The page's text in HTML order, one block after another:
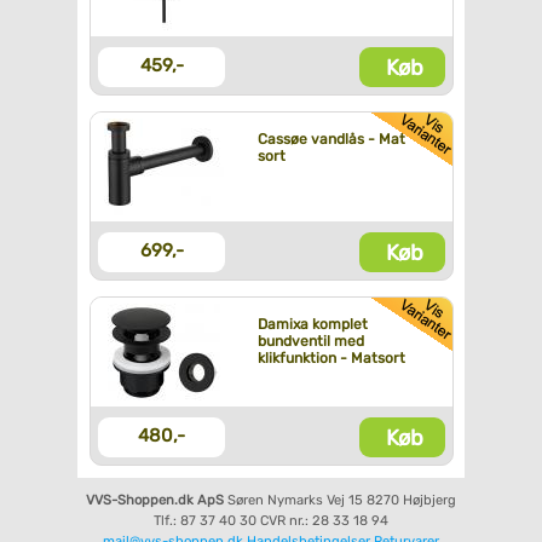
459,- Køb
Cassøe vandlås - Mat
sort
699,- Køb
Damixa komplet
bundventil med
klikfunktion - Matsort
480,- Køb
VVS-Shoppen.dk ApS Søren Nymarks Vej 15 8270 Højbjerg
Tlf.: 87 37 40 30 CVR nr.: 28 33 18 94